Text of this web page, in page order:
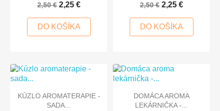
2,50 € 2,25 €
DO KOŠÍKA
2,50 € 2,25 €
DO KOŠÍKA
KÚZLO AROMATERAPIE -
SADA...
DOMÁCA AROMA
LEKÁRNIČKA -...